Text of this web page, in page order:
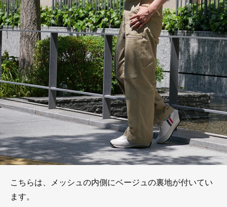
こちらは、メッシュの内側にベージュの裏地が付いてい
ます。